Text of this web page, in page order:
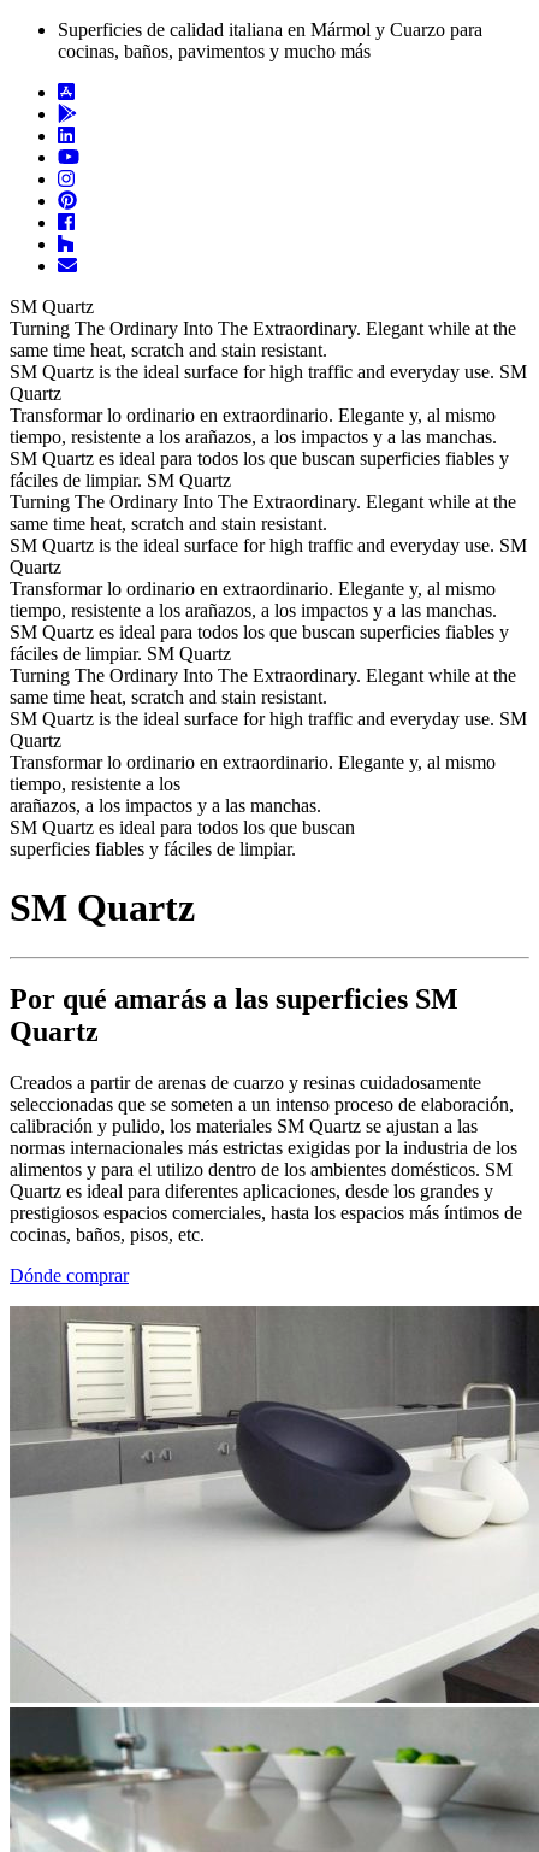
Superficies de calidad italiana en Mármol y Cuarzo para
cocinas, baños, pavimentos y mucho más
SM Quartz
Turning The Ordinary Into The Extraordinary. Elegant while at the
same time heat, scratch and stain resistant.
SM Quartz is the ideal surface for high traffic and everyday use. SM
Quartz
Transformar lo ordinario en extraordinario. Elegante y, al mismo
tiempo, resistente a los arañazos, a los impactos y a las manchas.
SM Quartz es ideal para todos los que buscan superficies fiables y
fáciles de limpiar. SM Quartz
Turning The Ordinary Into The Extraordinary. Elegant while at the
same time heat, scratch and stain resistant.
SM Quartz is the ideal surface for high traffic and everyday use. SM
Quartz
Transformar lo ordinario en extraordinario. Elegante y, al mismo
tiempo, resistente a los arañazos, a los impactos y a las manchas.
SM Quartz es ideal para todos los que buscan superficies fiables y
fáciles de limpiar. SM Quartz
Turning The Ordinary Into The Extraordinary. Elegant while at the
same time heat, scratch and stain resistant.
SM Quartz is the ideal surface for high traffic and everyday use. SM
Quartz
Transformar lo ordinario en extraordinario. Elegante y, al mismo
tiempo, resistente a los
arañazos, a los impactos y a las manchas.
SM Quartz es ideal para todos los que buscan
superficies fiables y fáciles de limpiar.
SM Quartz
Por qué amarás a las superficies SM
Quartz
Creados a partir de arenas de cuarzo y resinas cuidadosamente
seleccionadas que se someten a un intenso proceso de elaboración,
calibración y pulido, los materiales SM Quartz se ajustan a las
normas internacionales más estrictas exigidas por la industria de los
alimentos y para el utilizo dentro de los ambientes domésticos. SM
Quartz es ideal para diferentes aplicaciones, desde los grandes y
prestigiosos espacios comerciales, hasta los espacios más íntimos de
cocinas, baños, pisos, etc.
Dónde comprar